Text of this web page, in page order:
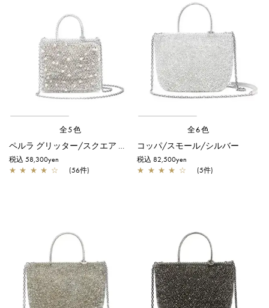
全5色
ペルラ グリッター/スクエア スモール/シルバー
税込 58,300yen
★ ★ ★ ★ ☆ (56件)
全6色
コッパ/スモール/シルバー
税込 82,500yen
★ ★ ★ ★ ☆ (5件)